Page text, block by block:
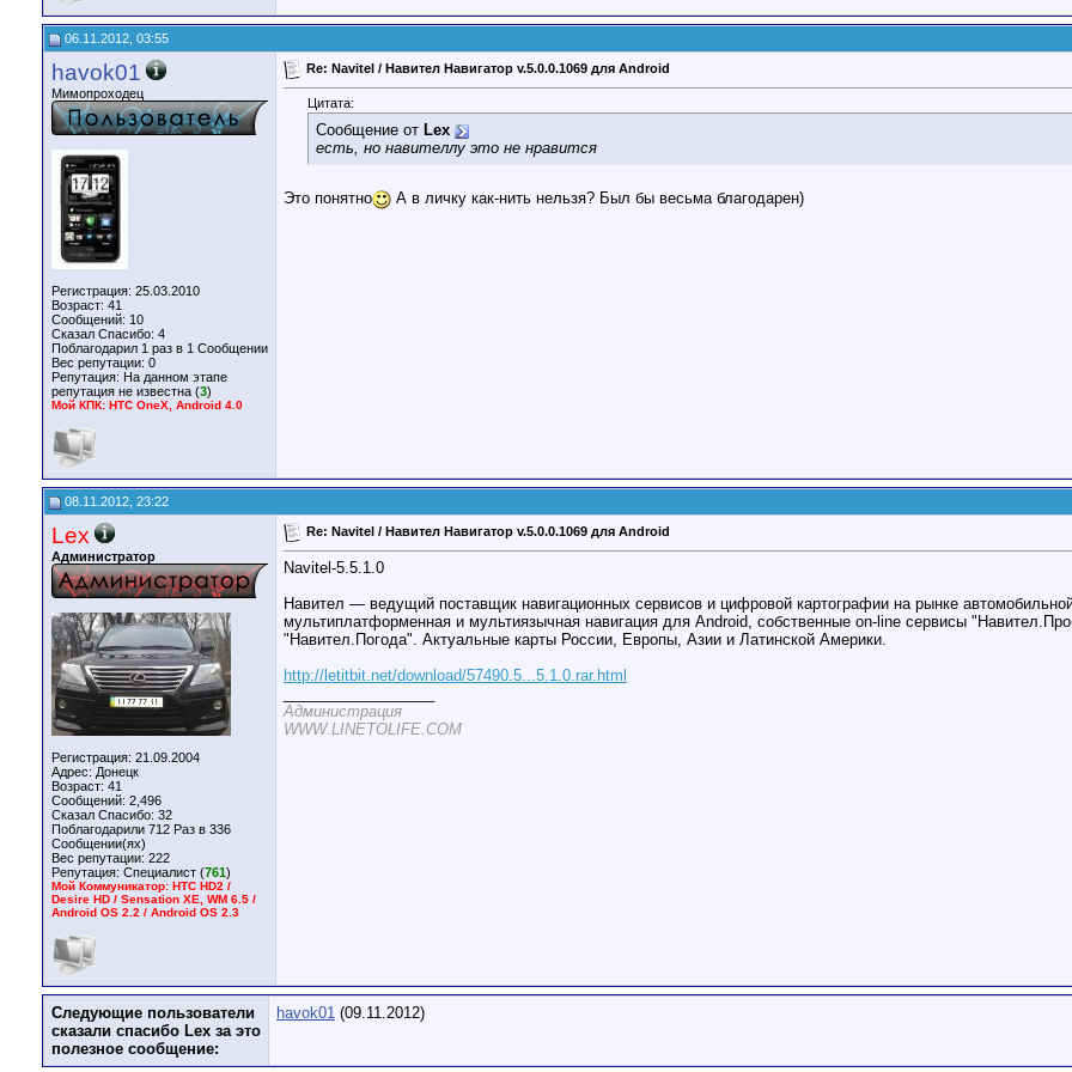
06.11.2012, 03:55
havok01
Мимопроходец
Регистрация: 25.03.2010
Возраст: 41
Сообщений: 10
Сказал Спасибо: 4
Поблагодарил 1 раз в 1 Сообщении
Вес репутации: 0
Репутация: На данном этапе
репутация не известна (3)
Мой КПК: HTC OneX, Android 4.0
Re: Navitel / Навител Навигатор v.5.0.0.1069 для Android
Цитата:
Сообщение от Lex
есть, но навителлу это не нравится
Это понятно А в личку как-нить нельзя? Был бы весьма благодарен)
08.11.2012, 23:22
Lex
Администратор
Регистрация: 21.09.2004
Адрес: Донецк
Возраст: 41
Сообщений: 2,496
Сказал Спасибо: 32
Поблагодарили 712 Раз в 336
Сообщении(ях)
Вес репутации: 222
Репутация: Специалист (761)
Мой Коммуникатор: HTC HD2 /
Desire HD / Sensation XE, WM 6.5 /
Android OS 2.2 / Android OS 2.3
Re: Navitel / Навител Навигатор v.5.0.0.1069 для Android
Navitel-5.5.1.0
Навител — ведущий поставщик навигационных сервисов и цифровой картографии на рынке
мультиплатформенная и мультиязычная навигация для Android, собственные on-line сервисы
"Навител.Погода". Актуальные карты России, Европы, Азии и Латинской Америки.
http://letitbit.net/download/57490.5...5.1.0.rar.html
Администрация
WWW.LINETOLIFE.COM
Следующие пользователи
сказали спасибо Lex за это
полезное сообщение:
havok01 (09.11.2012)